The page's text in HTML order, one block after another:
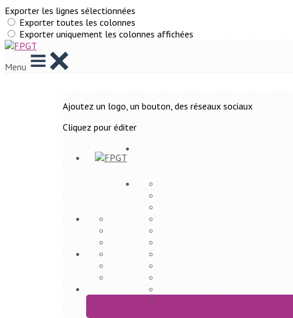
Exporter les lignes sélectionnées
Exporter toutes les colonnes
Exporter uniquement les colonnes affichées
Menu
Ajoutez un logo, un bouton, des réseaux sociaux
Cliquez pour éditer